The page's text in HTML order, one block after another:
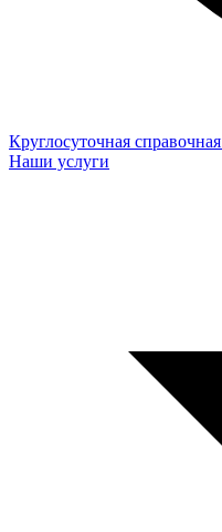
Круглосуточная справочная
Наши услуги